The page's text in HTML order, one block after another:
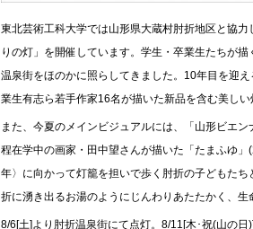
東北芸術工科大学では山形県大蔵村肘折地区と協
りの灯」を開催しています。学生・卒業生たちが
温泉街をほのかに照らしてきました。10年目を迎
業生有志ら若手作家16名が描いた新品を含む美しい
また、今夏のメインビジュアルには、「山形ビエ
程在学中の画家・田中望さんが描いた「たまふゆ
年〉に向かって灯籠を担いで歩く肘折の子どもた
折に湧き出るお湯のようにじんわりあたたかく、
8/6[土]より肘折温泉街にて点灯。8/11[木･祝(山の